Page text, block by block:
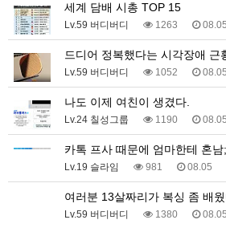
세계 담배 시총 TOP 15
Lv.59 버디버디 1263 08.05
드디어 정복했다는 시각장애 근
Lv.59 버디버디 1052 08.05
나도 이제 여친이 생겼다.
Lv.24 칠성그룹 1190 08.05
카톡 프사 때문에 엄마한테 혼남
Lv.19 슬라임 981 08.05
여러분 13살짜리가 복싱 좀 배
Lv.59 버디버디 1380 08.05